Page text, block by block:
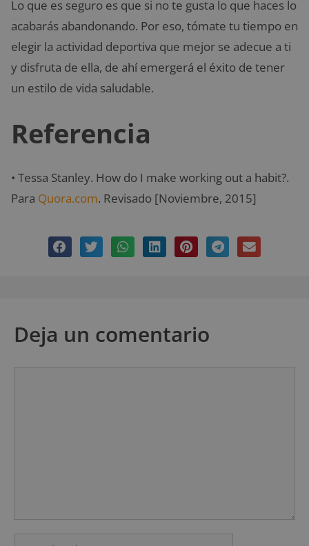
Lo que es seguro es que si no te gusta lo que haces lo
acabarás abandonando. Por eso, tómate tu tiempo en
elegir la actividad deportiva que mejor se adecue a ti
y disfruta de ella, de ahí emergerá el éxito de tener
un estilo de vida saludable.
Referencia
• Tessa Stanley. How do I make working out a habit?.
Para Quora.com. Revisado [Noviembre, 2015]
Deja un comentario